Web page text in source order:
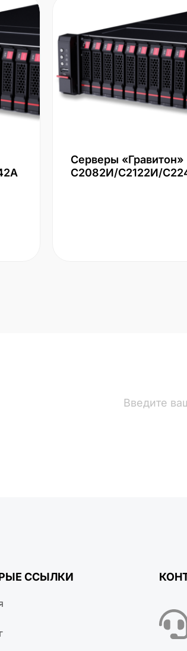
Серверы «Гравитон»
С2082И/С2122И/
ССЫЛКИ